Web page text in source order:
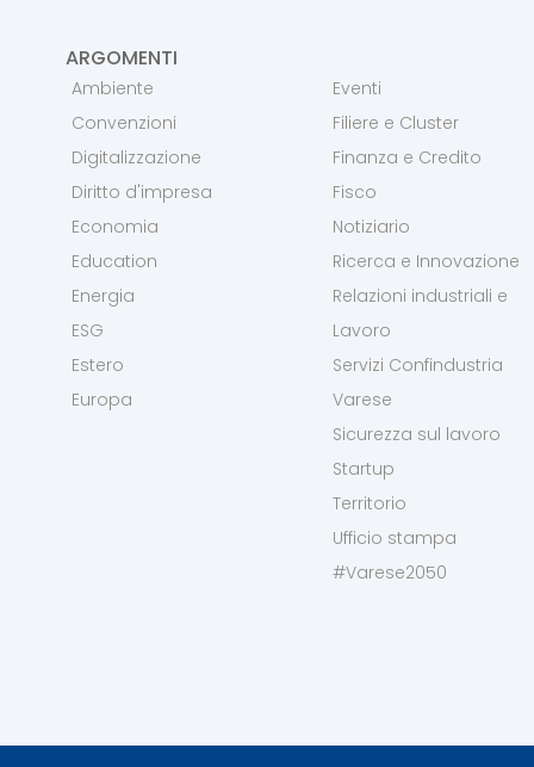
ARGOMENTI
Ambiente
Convenzioni
Digitalizzazione
Diritto d'impresa
Economia
Education
Energia
ESG
Estero
Europa
Eventi
Filiere e Cluster
Finanza e Credito
Fisco
Notiziario
Ricerca e Innovazione
Relazioni industriali e
Lavoro
Servizi Confindustria
Varese
Sicurezza sul lavoro
Startup
Territorio
Ufficio stampa
#Varese2050